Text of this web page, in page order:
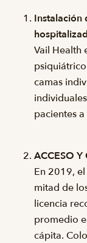
Instalación
Vail Health
camas
pacientes
ACCESO Y
En 2019,
mitad de
licencia
promedio
cápita.